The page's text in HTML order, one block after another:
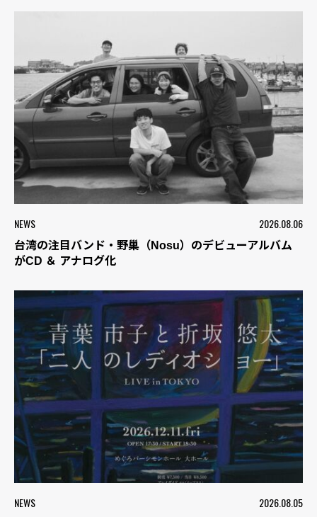
NEWS 2026.08.06
台湾の注目バンド・野巢（Nosu）のデビューアルバム
がCD ＆ アナログ化
NEWS 2026.08.05